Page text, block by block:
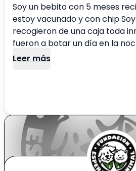
Soy un bebito con 5 meses
estoy vacunado y con chip Soy de La Pintana. Me
recogieron de una caja toda
fueron a botar un día en la
vecinal. Estábamos bien enferm@s. Por eso recién
asumimos. Los rubios somos más locos, confiados
y traviesos Tengo mis exámenes negativos y lo
ideal es irme a depto para
entregarán a un hogar donde
pequeñ@s porque soy bueno
Leer más